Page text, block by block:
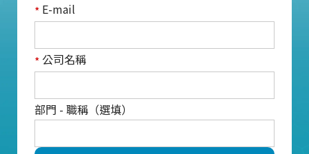
* E-mail
* 公司名稱
部門 - 職稱（選填）